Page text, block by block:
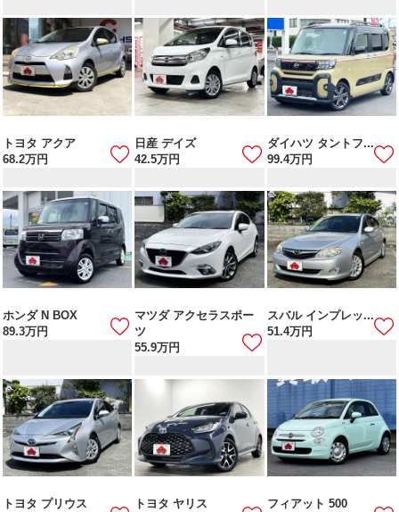
トヨタ アクア
68.2万円
日産 デイズ
42.5万円
ダイハツ タントフ...
99.4万円
ホンダ N BOX
89.3万円
マツダ アクセラスポー
ツ
55.9万円
スバル インプレッ...
51.4万円
トヨタ プリウス
トヨタ ヤリス
フィアット 500